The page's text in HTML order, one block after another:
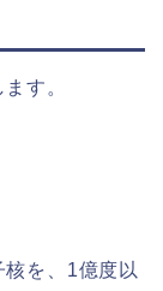
す。
を、1億度以